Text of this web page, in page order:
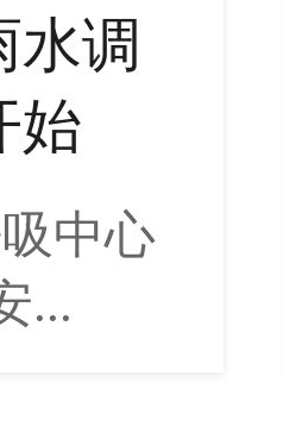
水调
始
中心
...